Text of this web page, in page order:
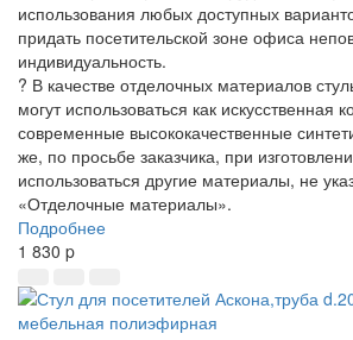
использования любых доступных
придать посетительской зоне офиса
индивидуальность.
? В качестве отделочных материалов
могут использоваться как искусственная
современные высококачественные
же, по просьбе заказчика, при
использоваться другие материалы, не
«Отделочные материалы».
Подробнее
1 830 p